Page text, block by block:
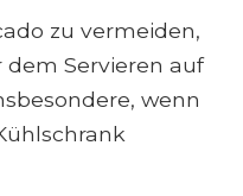
zu vermeiden,
dem Servieren auf
wenn